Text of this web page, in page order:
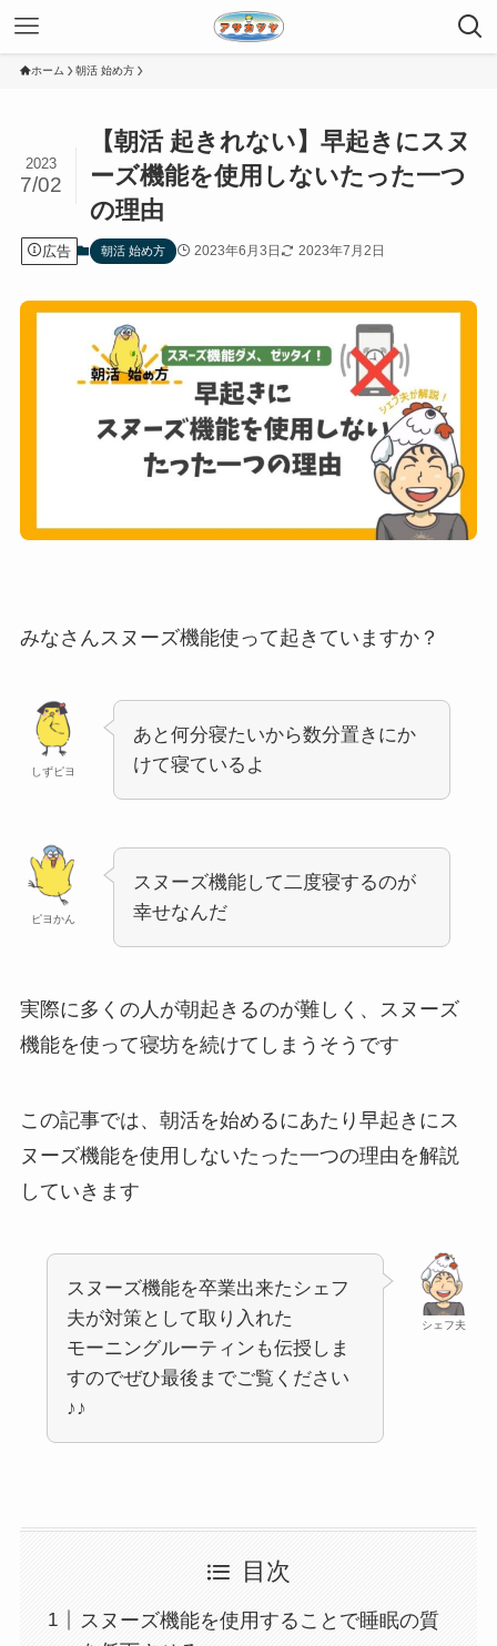
ホーム 朝活 始め方
【朝活 起きれない】早起きにスヌ
ーズ機能を使用しないたった一つ
の理由
2023
7/02
広告 朝活 始め方 2023年6月3日 2023年7月2日
みなさんスヌーズ機能使って起きていますか？
しずピヨ
あと何分寝たいから数分置きにか
けて寝ているよ
ピヨかん
スヌーズ機能して二度寝するのが
幸せなんだ
実際に多くの人が朝起きるのが難しく、スヌーズ
機能を使って寝坊を続けてしまうそうです
この記事では、朝活を始めるにあたり早起きにス
ヌーズ機能を使用しないたった一つの理由を解説
していきます
シェフ夫
スヌーズ機能を卒業出来たシェフ
夫が対策として取り入れた
モーニングルーティンも伝授しま
すのでぜひ最後までご覧ください
♪♪
目次
スヌーズ機能を使用することで睡眠の質